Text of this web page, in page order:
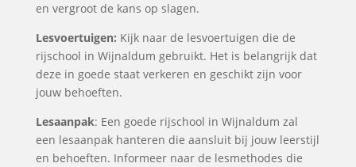
en vergroot de kans op slagen.
Lesvoertuigen: Kijk naar de lesvoertuigen die de
rijschool in Wijnaldum gebruikt. Het is belangrijk dat
deze in goede staat verkeren en geschikt zijn voor
jouw behoeften.
Lesaanpak: Een goede rijschool in Wijnaldum zal
een lesaanpak hanteren die aansluit bij jouw leerstijl
en behoeften. Informeer naar de lesmethodes die